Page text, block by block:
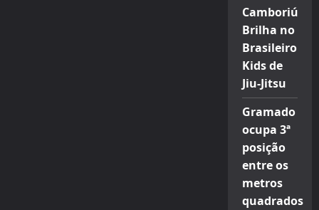
Camboriú
Brilha no
Brasileiro
Kids de
Jiu-Jitsu
Gramado
ocupa 3ª
posição
entre os
metros
quadrados